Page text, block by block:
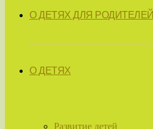
О ДЕТЯХ ДЛЯ РОДИТЕЛЕЙ
О ДЕТЯХ
Развитие детей